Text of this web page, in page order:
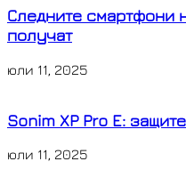
Следните смартфони
получат
юли 11, 2025
Sonim XP Pro E:
юли 11, 2025